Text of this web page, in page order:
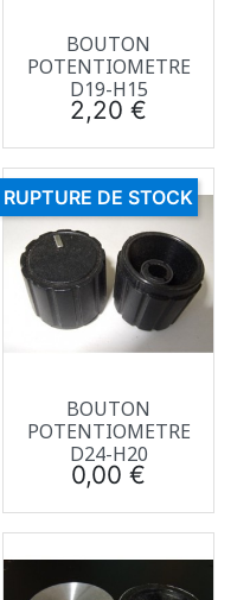
BOUTON
POTENTIOMETRE
D19-H15
Prix
2,20 €
BOUTON
POTENTIOMETRE
D24-H20
Prix
0,00 €
RUPTURE DE STOCK